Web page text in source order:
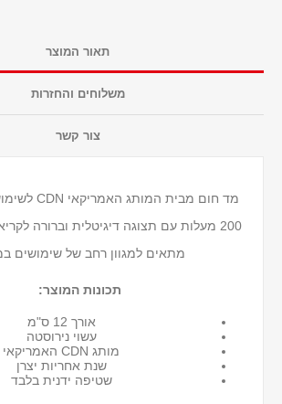
תאור המוצר
משלוחים והחזרות
צור קשר
200 מעלות עם תצוגה דיגיטלית וברורה
מתאים למגוון רחב של שימושים
תכונות המוצר:
אורך 12 ס"מ
עשוי נירוסטה
מותג CDN האמריקאי
שנת אחריות יצרן
שטיפה ידנית בלבד